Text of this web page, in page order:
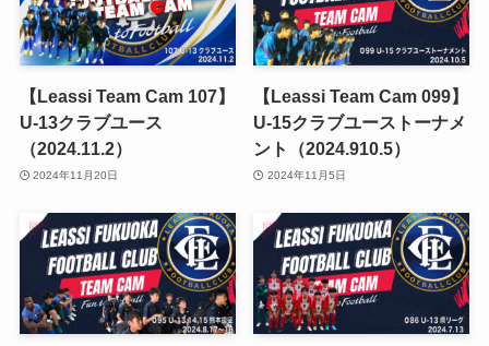
【Leassi Team Cam 107】
U-13クラブユース
（2024.11.2）
2024年11月20日
【Leassi Team Cam 099】
U-15クラブユーストーナメ
ント（2024.910.5）
2024年11月5日